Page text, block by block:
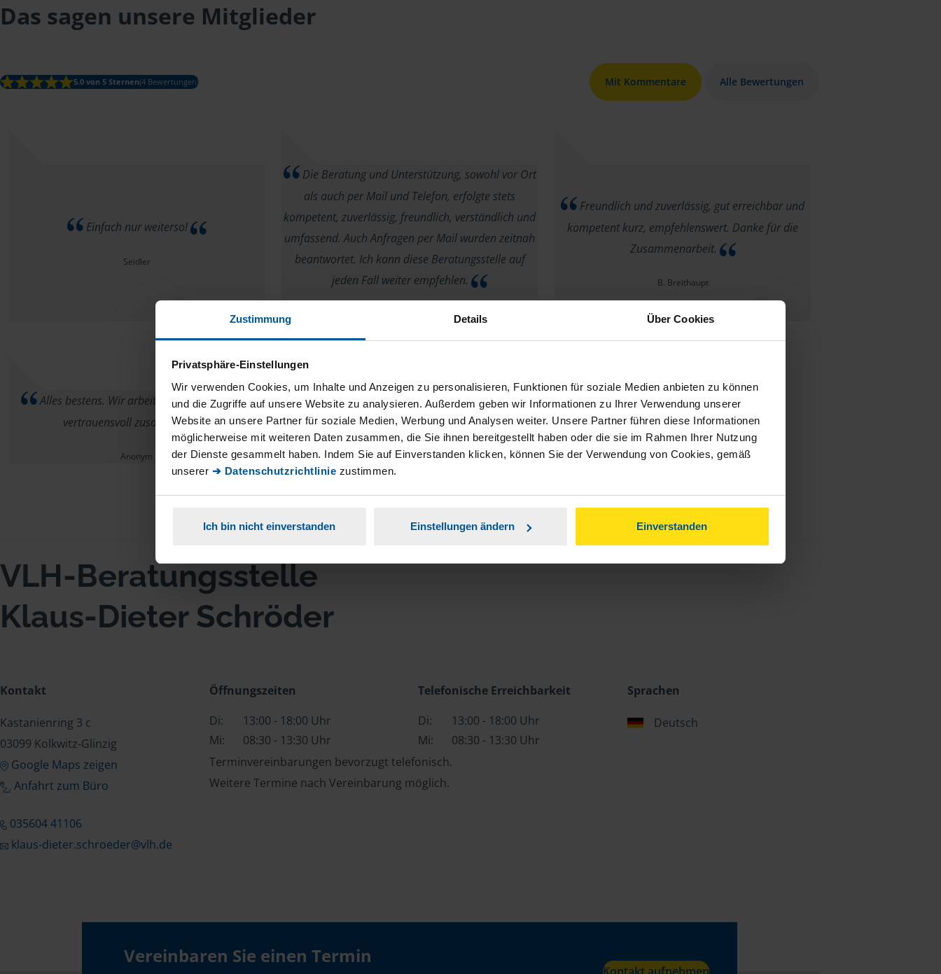
Zustimmung Details Über Cookies
Privatsphäre-Einstellungen
Wir verwenden Cookies, um Inhalte und Anzeigen zu personalisieren, Funktionen für soziale Medien anbieten zu können
und die Zugriffe auf unsere Website zu analysieren. Außerdem geben wir Informationen zu Ihrer Verwendung unserer
Website an unsere Partner für soziale Medien, Werbung und Analysen weiter. Unsere Partner führen diese Informationen
möglicherweise mit weiteren Daten zusammen, die Sie ihnen bereitgestellt haben oder die sie im Rahmen Ihrer Nutzung
der Dienste gesammelt haben. Indem Sie auf Einverstanden klicken, können Sie der Verwendung von Cookies, gemäß
unserer ➔ Datenschutzrichtlinie zustimmen.
Ich bin nicht einverstanden Einstellungen ändern Einverstanden
Das sagen unsere Mitglieder
5.0 von 5 Sternen(4 Bewertungen) Mit Kommentare Alle Bewertungen
Einfach nur weiterso!
Seidler
Die Beratung und Unterstützung, sowohl vor Ort
als auch per Mail und Telefon, erfolgte stets
kompetent, zuverlässig, freundlich, verständlich und
umfassend. Auch Anfragen per Mail wurden zeitnah
beantwortet. Ich kann diese Beratungsstelle auf
jeden Fall weiter empfehlen.
Freundlich und zuverlässig, gut erreichbar und
kompetent kurz, empfehlenswert. Danke für die
Zusammenarbeit.
B. Breithaupt
Alles bestens. Wir arbeiten schon viele Jahre
vertrauensvoll zusammen.
Anonym
VLH-Beratungsstelle
Klaus-Dieter Schröder
Kontakt
Kastanienring 3 c
03099 Kolkwitz-Glinzig
Google Maps zeigen
Anfahrt zum Büro
035604 41106
klaus-dieter.schroeder@vlh.de
Öffnungszeiten
Di:
13:00 - 18:00 Uhr
Mi:
08:30 - 13:30 Uhr
Telefonische Erreichbarkeit
Di:
13:00 - 18:00 Uhr
Mi:
08:30 - 13:30 Uhr
Terminvereinbarungen bevorzugt telefonisch.
Weitere Termine nach Vereinbarung möglich.
Sprachen
Deutsch
Vereinbaren Sie einen Termin